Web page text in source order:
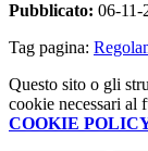
Pubblicato: 06-11-
Tag pagina:
Questo sito o gli
cookie necessari al
COOKIE